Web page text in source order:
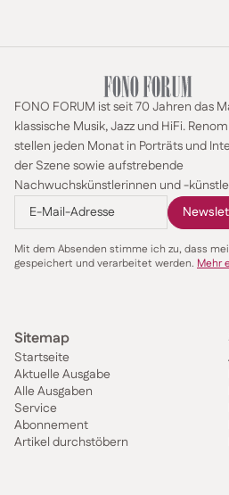
FONO FORUM ist seit 70 Jahren das
klassische Musik, Jazz und HiFi.
stellen jeden Monat in Porträts und
der Szene sowie aufstrebende
Nachwuchskünstlerinnen und -
Mit dem Absenden stimme ich zu, dass
gespeichert und verarbeitet werden. Mehr
Sitemap
Startseite
Aktuelle Ausgabe
Alle Ausgaben
Service
Abonnement
Artikel durchstöbern